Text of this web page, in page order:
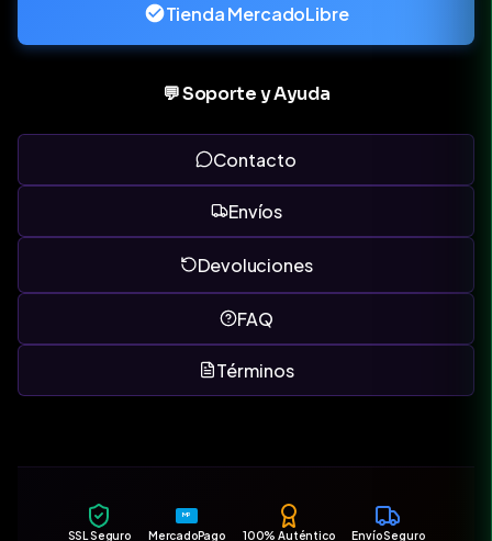
Tienda MercadoLibre
💬 Soporte y Ayuda
Contacto
Envíos
Devoluciones
FAQ
Términos
SSL Seguro
MP
MercadoPago 100% Auténtico Envío Seguro